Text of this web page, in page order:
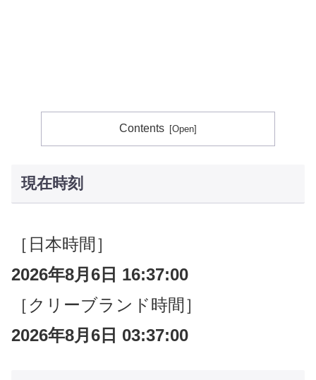
Contents
現在時刻
［日本時間］
2026年8月6日 16:37:01
［クリーブランド時間］
2026年8月6日 03:37:01